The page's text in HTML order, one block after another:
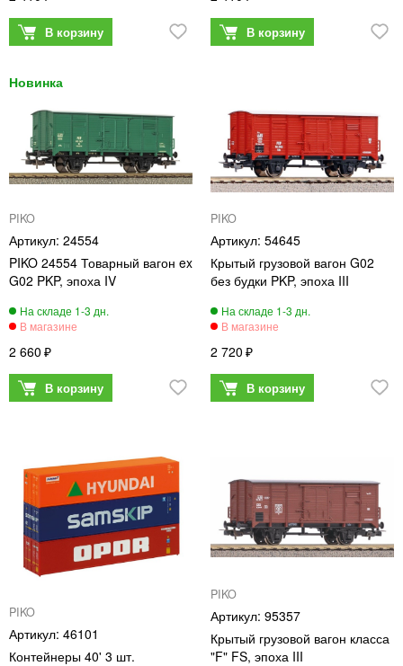
PIKO
24554
PIKO 24554 Товарный вагон ex
G02 PKP, эпоха IV
2 660
PIKO
54645
Крытый грузовой вагон G02
без будки PKP, эпоха III
2 720
PIKO
46101
Контейнеры 40' 3 шт.
PIKO
95357
Крытый грузовой вагон класса
"F" FS, эпоха III